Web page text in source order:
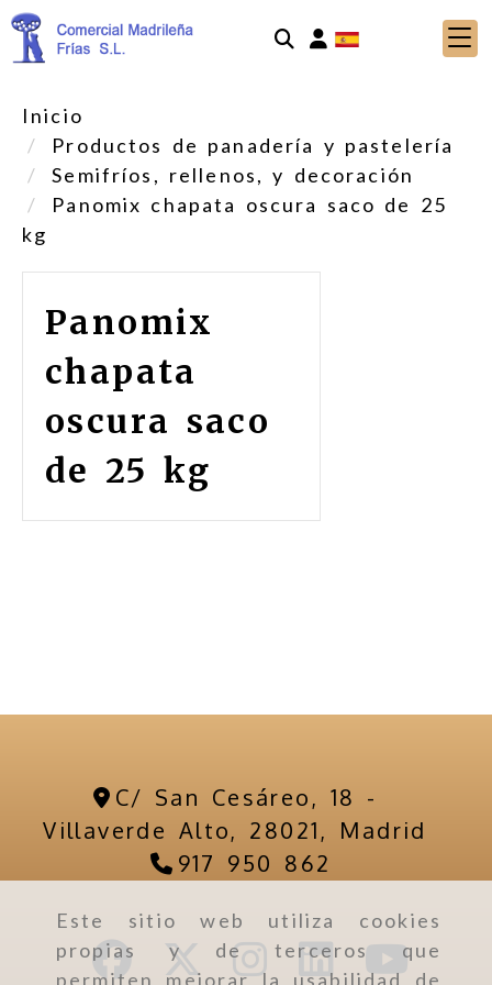
Este sitio web utiliza cookies
propias y de terceros que
permiten mejorar la usabilidad de
Identifícate
Inicio
Productos de panadería y pastelería
Semifríos, rellenos, y decoración
Panomix chapata oscura saco de 25
kg
Panomix
chapata
oscura saco
de 25 kg
C/ San Cesáreo, 18 -
Villaverde Alto, 28021, Madrid
917 950 862